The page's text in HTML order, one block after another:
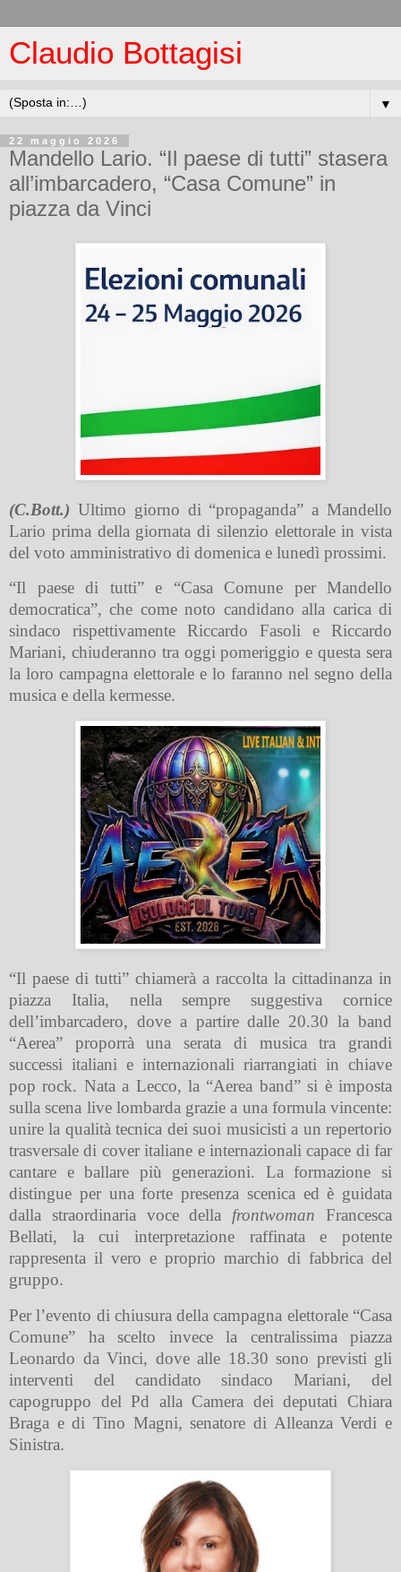
Claudio Bottagisi
▼
22 maggio 2026
Mandello Lario. “Il paese di tutti” stasera
all’imbarcadero, “Casa Comune” in
piazza da Vinci
(C.Bott.) Ultimo giorno di “propaganda” a Mandello
Lario prima della giornata di silenzio elettorale in vista
del voto amministrativo di domenica e lunedì prossimi.
“Il paese di tutti” e “Casa Comune per Mandello
democratica”, che come noto candidano alla carica di
sindaco rispettivamente Riccardo Fasoli e Riccardo
Mariani, chiuderanno tra oggi pomeriggio e questa sera
la loro campagna elettorale e lo faranno nel segno della
musica e della kermesse.
“Il paese di tutti” chiamerà a raccolta la cittadinanza in
piazza Italia, nella sempre suggestiva cornice
dell’imbarcadero, dove a partire dalle 20.30 la band
“Aerea” proporrà una serata di musica tra grandi
successi italiani e internazionali riarrangiati in chiave
pop rock. Nata a Lecco, la “Aerea band” si è imposta
sulla scena live lombarda grazie a una formula vincente:
unire la qualità tecnica dei suoi musicisti a un repertorio
trasversale di cover italiane e internazionali capace di far
cantare e ballare più generazioni. La formazione si
distingue per una forte presenza scenica ed è guidata
dalla straordinaria voce della frontwoman Francesca
Bellati, la cui interpretazione raffinata e potente
rappresenta il vero e proprio marchio di fabbrica del
gruppo.
Per l’evento di chiusura della campagna elettorale “Casa
Comune” ha scelto invece la centralissima piazza
Leonardo da Vinci, dove alle 18.30 sono previsti gli
interventi del candidato sindaco Mariani, del
capogruppo del Pd alla Camera dei deputati Chiara
Braga e di Tino Magni, senatore di Alleanza Verdi e
Sinistra.